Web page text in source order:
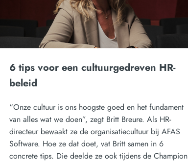
6 tips voor een cultuurgedreven HR-
beleid
“Onze cultuur is ons hoogste goed en het fundament
van alles wat we doen”, zegt Britt Breure. Als HR-
directeur bewaakt ze de organisatiecultuur bij AFAS
Software. Hoe ze dat doet, vat Britt samen in 6
concrete tips. Die deelde ze ook tijdens de Champion